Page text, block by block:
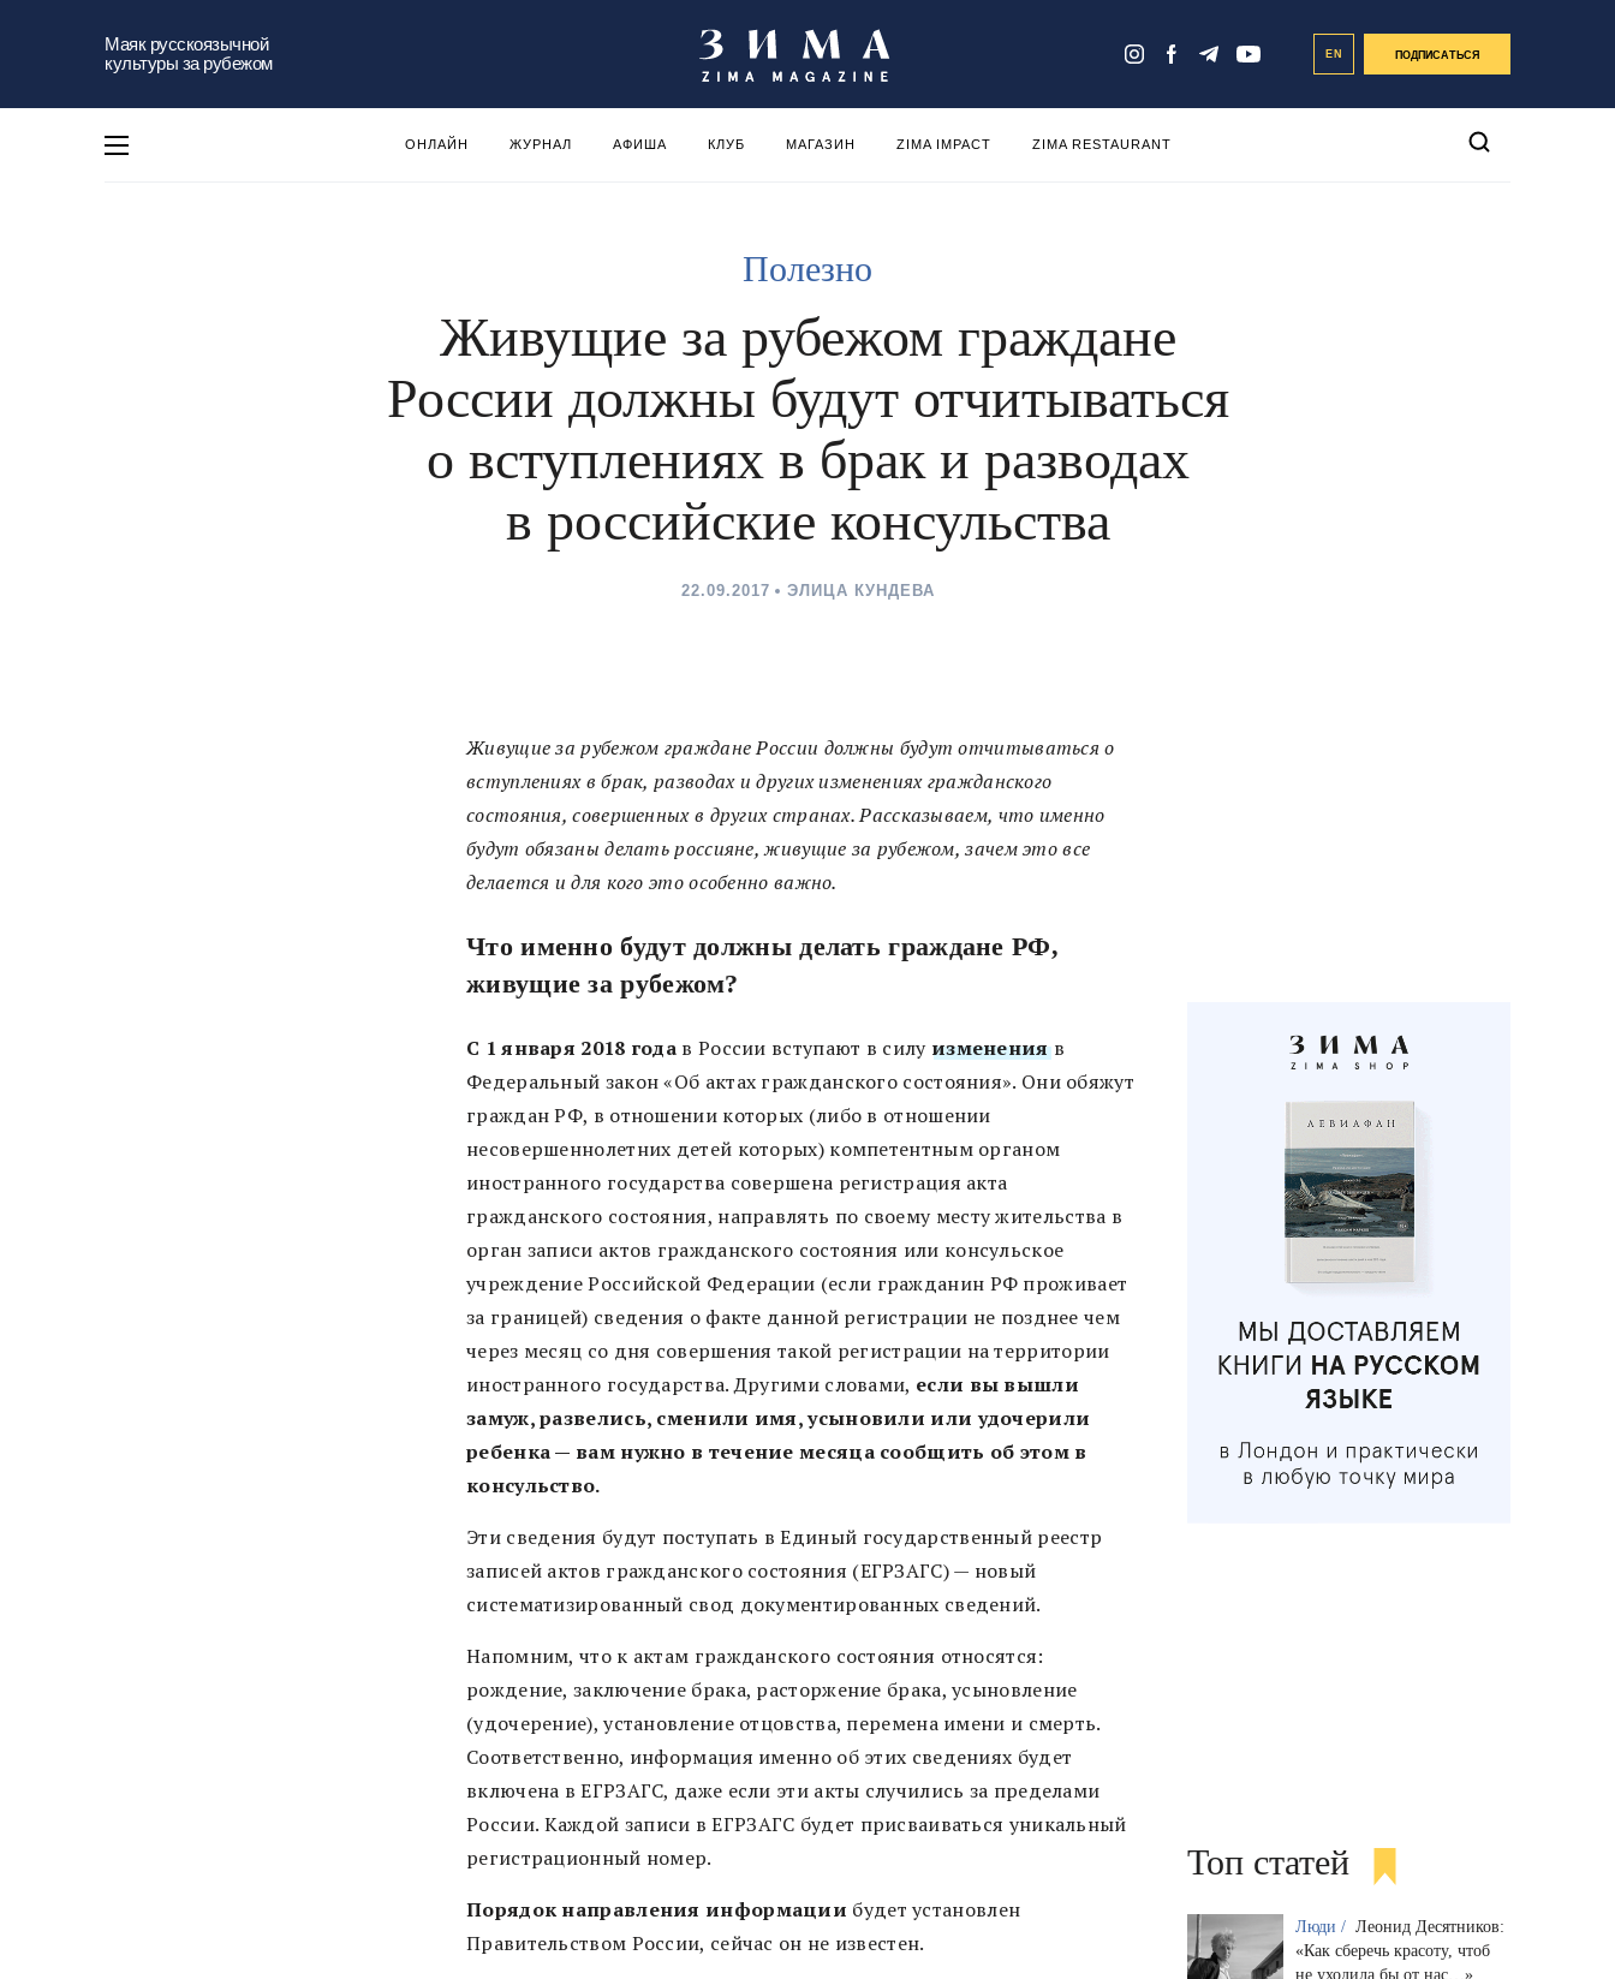
Маяк русскоязычной
культуры за рубежом
EN ПОДПИСАТЬСЯ
ОНЛАЙН ЖУРНАЛ АФИША КЛУБ МАГАЗИН ZIMA IMPACT ZIMA RESTAURANT
Полезно
Живущие за рубежом граждане
России должны будут отчитываться
о вступлениях в брак и разводах
в российские консульства
22.09.2017 ЭЛИЦА КУНДЕВА
Живущие за рубежом граждане России должны будут отчитываться о
вступлениях в брак, разводах и других изменениях гражданского
состояния, совершенных в других странах. Рассказываем, что именно
будут обязаны делать россияне, живущие за рубежом, зачем это все
делается и для кого это особенно важно.
Что именно будут должны делать граждане РФ,
живущие за рубежом?
С 1 января 2018 года в России вступают в силу измененияв
Федеральный закон «Об актах гражданского состояния». Они обяжут
граждан РФ, в отношении которых (либо в отношении
несовершеннолетних детей которых) компетентным органом
иностранного государства совершена регистрация акта
гражданского состояния, направлять по своему месту жительства в
орган записи актов гражданского состояния или консульское
учреждение Российской Федерации (если гражданин РФ проживает
за границей) сведения о факте данной регистрации не позднее чем
через месяц со дня совершения такой регистрации на территории
иностранного государства. Другими словами, если вы вышли
замуж, развелись, сменили имя, усыновили или удочерили
ребенка — вам нужно в течение месяца сообщить об этом в
консульство.
Эти сведения будут поступать вЕдиный государственный реестр
записей актов гражданского состояния (ЕГРЗАГС) — новый
систематизированный свод документированных сведений.
Напомним, что к актам гражданского состояния относятся:
рождение, заключение брака, расторжение брака, усыновление
(удочерение), установление отцовства, перемена имени и смерть.
Соответственно, информация именно об этих сведениях будет
включена в ЕГРЗАГС, даже если эти акты случились за пределами
России. Каждой записи в ЕГРЗАГС будет присваиваться уникальный
регистрационный номер.
Порядок направления информации будет установлен
Правительством России, сейчас он не известен.
Топ статей
Люди / Леонид Десятников:
«Как сберечь красоту, чтоб
не уходила бы от нас…»